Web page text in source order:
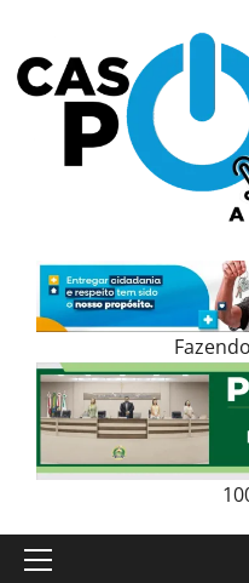
content
Primary